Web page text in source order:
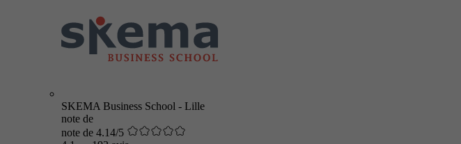
SKEMA Business School - Lille
note de
note de 4.14/5